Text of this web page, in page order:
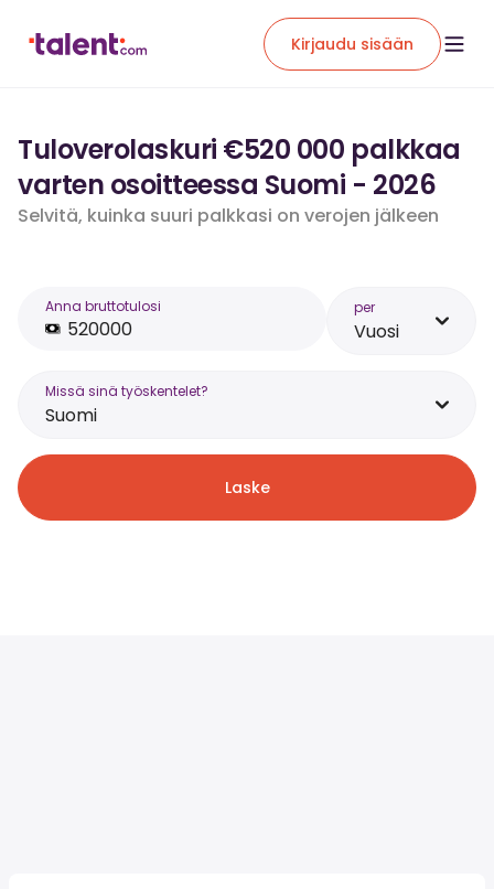
Kirjaudu sisään
Tuloverolaskuri €520 000 palkkaa
varten osoitteessa Suomi - 2026
Selvitä, kuinka suuri palkkasi on verojen jälkeen
Anna bruttotulosi per
Vuosi
Missä sinä työskentelet?
Suomi
Laske